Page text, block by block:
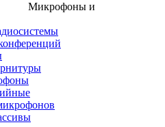
Микрофоны и